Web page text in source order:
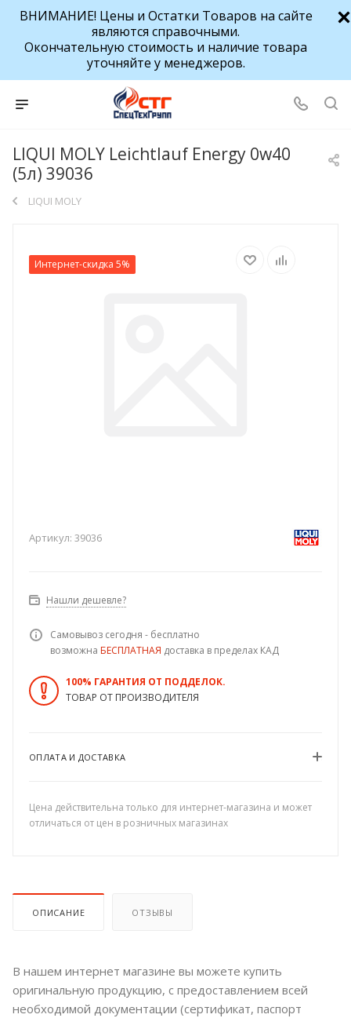
ВНИМАНИЕ! Цены и Остатки Товаров на сайте
являются справочными.
Окончательную стоимость и наличие товара
уточняйте у менеджеров.
LIQUI MOLY Leichtlauf Energy 0w40
(5л) 39036
LIQUI MOLY
Интернет-скидка 5%
Артикул: 39036
Нашли дешевле?
Самовывоз сегодня - бесплатно
возможна БЕСПЛАТНАЯ доставка в пределах КАД
100% ГАРАНТИЯ ОТ ПОДДЕЛОК.
ТОВАР ОТ ПРОИЗВОДИТЕЛЯ
ОПЛАТА И ДОСТАВКА
Цена действительна только для интернет-магазина и может
отличаться от цен в розничных магазинах
ОПИСАНИЕ ОТЗЫВЫ
В нашем интернет магазине вы можете купить
оригинальную продукцию, с предоставлением всей
необходимой документации (сертификат, паспорт